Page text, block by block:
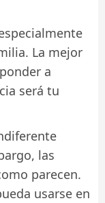
La mejor
a
será tu
las
parecen.
usarse en